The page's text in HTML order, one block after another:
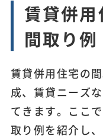
賃貸併
間取り例
賃貸併用住宅の
成、賃貸ニーズ
てきます。ここ
取り例を紹介し